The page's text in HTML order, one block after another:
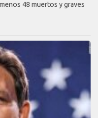
48 muertos y graves